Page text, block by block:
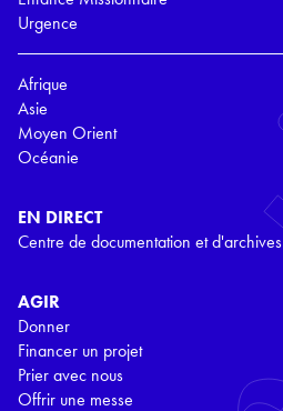
Urgence
Afrique
Asie
Moyen Orient
Océanie
EN DIRECT
Centre de documentation et d'archives
AGIR
Donner
Financer un projet
Prier avec nous
Offrir une messe